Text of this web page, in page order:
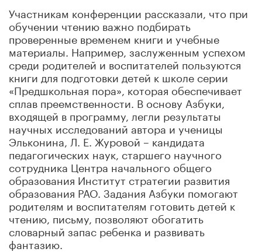
Участникам конференции рассказали, что при
обучении чтению важно подбирать
проверенные временем книги и учебные
материалы. Например, заслуженным успехом
среди родителей и воспитателей пользуются
книги для подготовки детей к школе серии
«Предшкольная пора», которая обеспечивает
сплав преемственности. В основу Азбуки,
входящей в программу, легли результаты
научных исследований автора и ученицы
Эльконина, Л. Е. Журовой – кандидата
педагогических наук, старшего научного
сотрудника Центра начального общего
образования Институт стратегии развития
образования РАО. Задания Азбуки помогают
родителям и воспитателям готовить детей к
чтению, письму, позволяют обогатить
словарный запас ребенка и развивать
фантазию.